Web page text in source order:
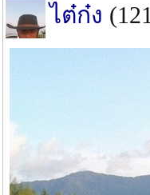
ไต๋ก๋ง (121